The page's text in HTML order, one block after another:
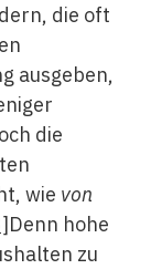
die oft
ausgeben,
die
wie von
Denn hohe
zu